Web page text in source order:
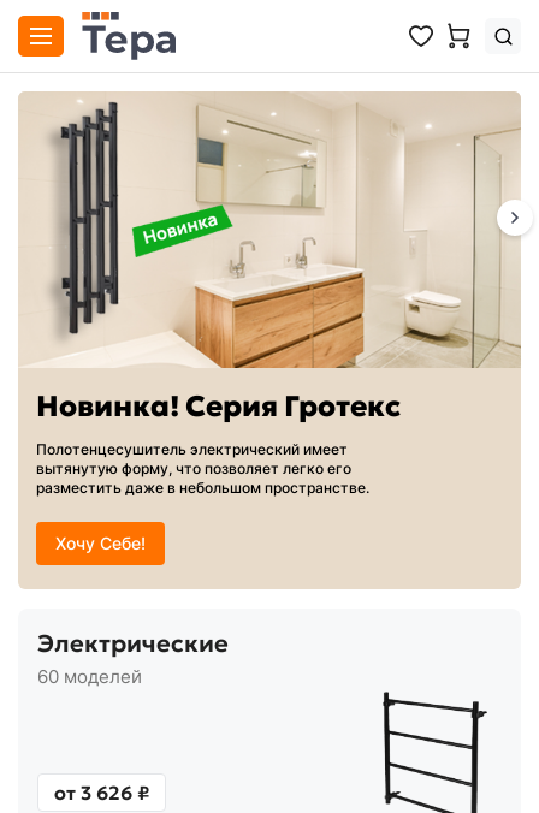
Новинка! Серия Гротекс
Полотенцесушитель электрический имеет
вытянутую форму, что позволяет легко его
разместить даже в небольшом пространстве.
Хочу Себе!
Электрические
60 моделей
от 3 626 ₽